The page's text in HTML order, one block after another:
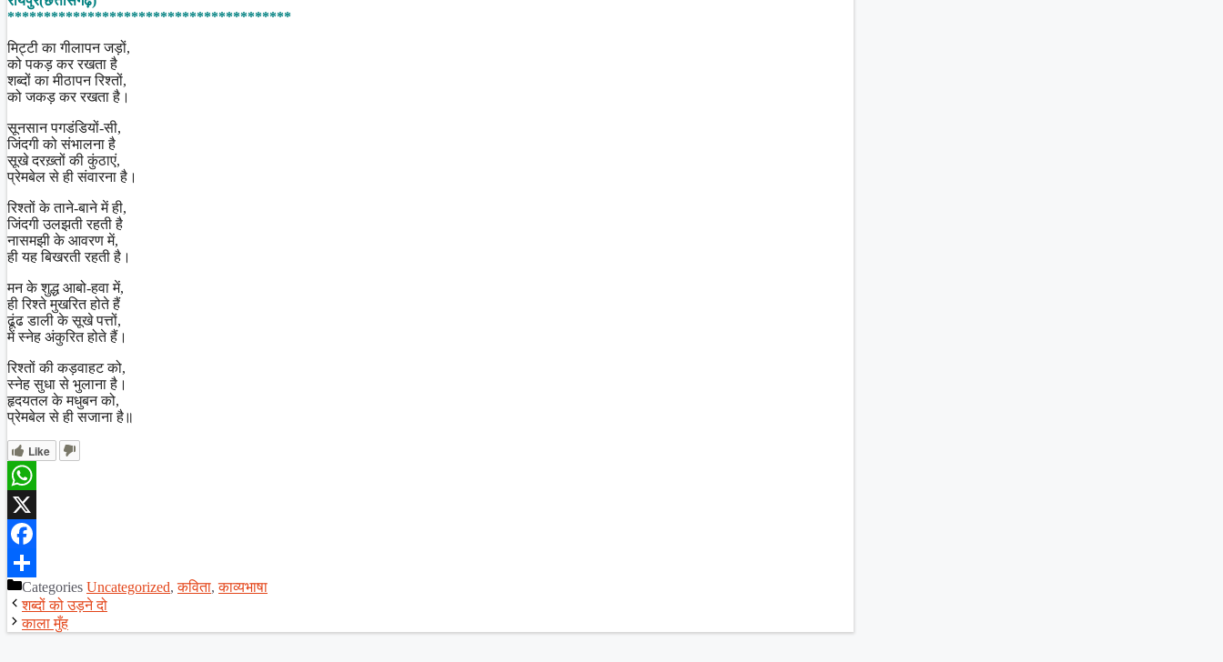
***************************************
मिट्टी का गीलापन जड़ों,
को पकड़ कर रखता है
शब्दों का मीठापन रिश्तों,
को जकड़ कर रखता है।
सूनसान पगडंडियों-सी,
जिंदगी को संभालना है
सूखे दरख़्तों की कुंठाएं,
प्रेमबेल से ही संवारना है।
रिश्तों के ताने-बाने में ही,
जिंदगी उलझती रहती है
नासमझी के आवरण में,
ही यह बिखरती रहती है।
मन के शुद्ध आबो-हवा में,
ही रिश्ते मुखरित होते हैं
ढूंढ डाली के सूखे पत्तों,
में स्नेह अंकुरित होते हैं।
रिश्तों की कड़वाहट को,
स्नेह सुधा से भुलाना है।
हृदयतल के मधुबन को,
प्रेमबेल से ही सजाना है॥
Like
WhatsApp
X
Facebook
ShareCategories Uncategorized,कविता,काव्यभाषा
शब्दों को उड़ने दो
काला मुँह